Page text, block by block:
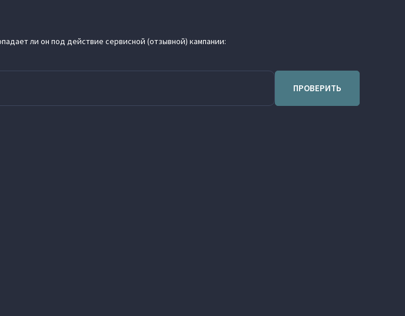
ли он под действие сервисной (отзывной) кампании:
ПРОВЕРИТЬ